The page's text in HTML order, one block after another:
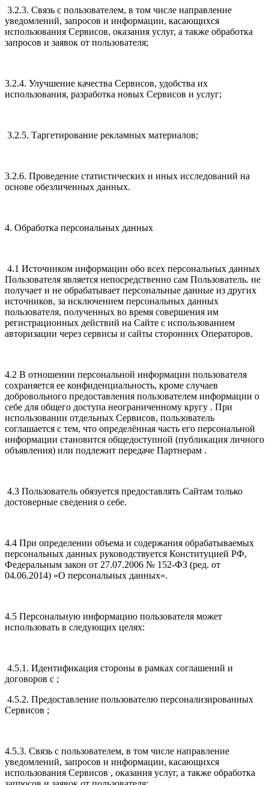
3.2.3. Связь с пользователем, в том числе направление
уведомлений, запросов и информации, касающихся
использования Сервисов, оказания услуг, а также обработка
запросов и заявок от пользователя;
3.2.4. Улучшение качества Сервисов, удобства их
использования, разработка новых Сервисов и услуг;
3.2.5. Таргетирование рекламных материалов;
3.2.6. Проведение статистических и иных исследований на
основе обезличенных данных.
4. Обработка персональных данных
4.1 Источником информации обо всех персональных данных
Пользователя является непосредственно сам Пользователь. не
получает и не обрабатывает персональные данные из других
источников, за исключением персональных данных
пользователя, полученных во время совершения им
регистрационных действий на Сайте с использованием
авторизации через сервисы и сайты сторонних Операторов.
4.2 В отношении персональной информации пользователя
сохраняется ее конфиденциальность, кроме случаев
добровольного предоставления пользователем информации о
себе для общего доступа неограниченному кругу . При
использовании отдельных Сервисов, пользователь
соглашается с тем, что определённая часть его персональной
информации становится общедоступной (публикация личного
объявления) или подлежит передаче Партнерам .
4.3 Пользователь обязуется предоставлять Сайтам только
достоверные сведения о себе.
4.4 При определении объема и содержания обрабатываемых
персональных данных руководствуется Конституцией РФ,
Федеральным закон от 27.07.2006 № 152-ФЗ (ред. от
04.06.2014) «О персональных данных».
4.5 Персональную информацию пользователя может
использовать в следующих целях:
4.5.1. Идентификация стороны в рамках соглашений и
договоров с ;
4.5.2. Предоставление пользователю персонализированных
Сервисов ;
4.5.3. Связь с пользователем, в том числе направление
уведомлений, запросов и информации, касающихся
использования Сервисов , оказания услуг, а также обработка